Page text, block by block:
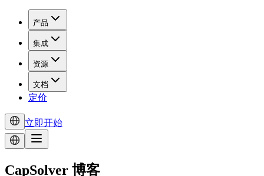
产品
集成
资源
文档
定价
立即开始
CapSolver 博客